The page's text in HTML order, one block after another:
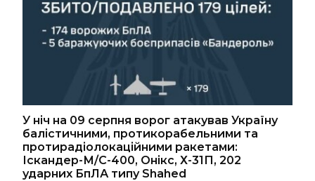
У ніч на 09 серпня ворог атакував Україну
балістичними, протикорабельними та
протирадіолокаційними ракетами:
Іскандер-М/С-400, Онікс, Х-31П, 202
ударних БпЛА типу Shahed